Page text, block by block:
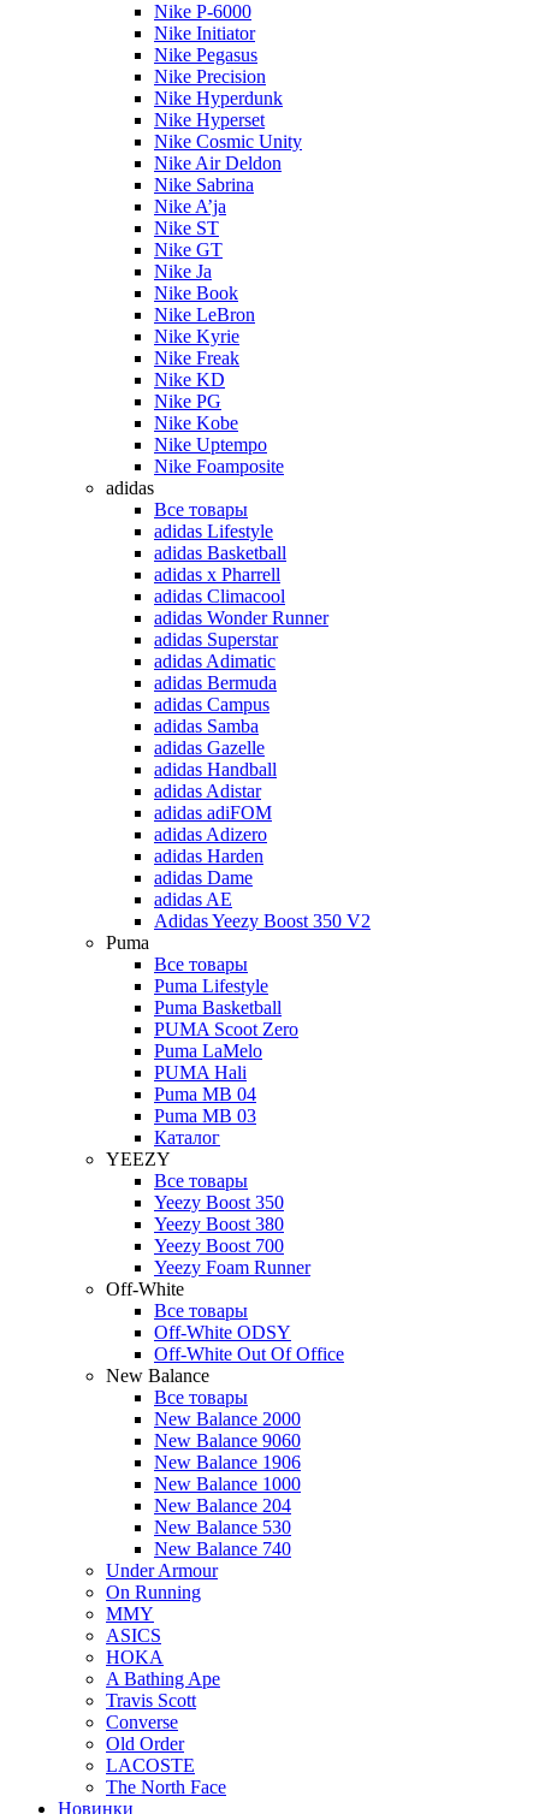
Nike P-6000
Nike Initiator
Nike Pegasus
Nike Precision
Nike Hyperdunk
Nike Hyperset
Nike Cosmic Unity
Nike Air Deldon
Nike Sabrina
Nike A’ja
Nike ST
Nike GT
Nike Ja
Nike Book
Nike LeBron
Nike Kyrie
Nike Freak
Nike KD
Nike PG
Nike Kobe
Nike Uptempo
Nike Foamposite
adidas
Все товары
adidas Lifestyle
adidas Basketball
adidas x Pharrell
adidas Climacool
adidas Wonder Runner
adidas Superstar
adidas Adimatic
adidas Bermuda
adidas Campus
adidas Samba
adidas Gazelle
adidas Handball
adidas Adistar
adidas adiFOM
adidas Adizero
adidas Harden
adidas Dame
adidas AE
Adidas Yeezy Boost 350 V2
Puma
Все товары
Puma Lifestyle
Puma Basketball
PUMA Scoot Zero
Puma LaMelo
PUMA Hali
Puma MB 04
Puma MB 03
Каталог
YEEZY
Все товары
Yeezy Boost 350
Yeezy Boost 380
Yeezy Boost 700
Yeezy Foam Runner
Off-White
Все товары
Off-White ODSY
Off-White Out Of Office
New Balance
Все товары
New Balance 2000
New Balance 9060
New Balance 1906
New Balance 1000
New Balance 204
New Balance 530
New Balance 740
Under Armour
On Running
MMY
ASICS
HOKA
A Bathing Ape
Travis Scott
Converse
Old Order
LACOSTE
The North Face
Новинки